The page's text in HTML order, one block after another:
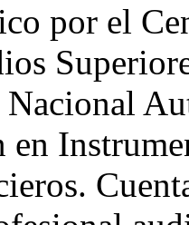
por el
en